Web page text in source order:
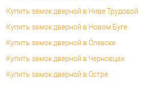
Купить замок дверной в Ниве Трудовой
Купить замок дверной в Новом Буге
Купить замок дверной в Олевске
Купить замок дверной в Черновцах
Купить замок дверной в Остре